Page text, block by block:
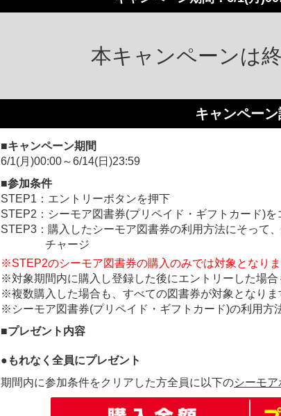
本キャンペーンは
キャンペーン
キャンペーン期間
6/1(月)00:00～6/14(日)23:59
参加条件
STEP1：エントリーボタンを押下
STEP2：シーモア図書券(プリペイド・ギフトカード)を
STEP3：購入したシーモア図書券の利用方法にそって
チャージ
※STEP2のシーモア図書券の購入のみでは対象となりま
※対象期間内に購入し登録した後にエントリーした場合
※複数購入した場合も、すべての図書券が対象となりま
※シーモア図書券(プリペイド・ギフトカード)の利用方
プレゼント内容
●もれなく全員にプレゼント
期間内に参加条件をクリアした方全員に以下のシーモア